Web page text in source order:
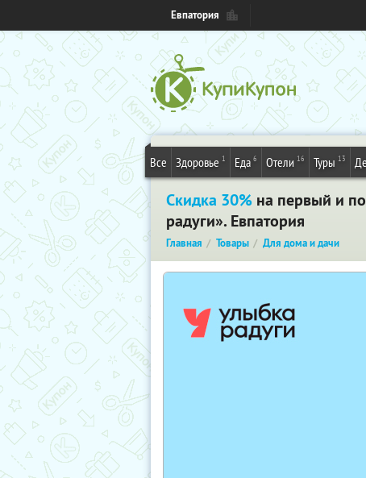
Евпатория
Все Здоровье 1 Еда 6 Отели 16 Туры 13
Скидка 30% на первый и
радуги». Евпатория
Главная Товары Для дома и дачи